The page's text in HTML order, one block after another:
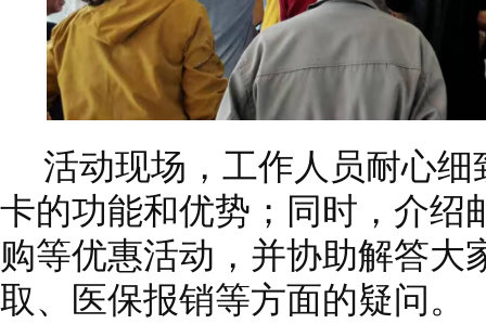
活动现场，工作人员耐心
卡的功能和优势；同时，介绍
购等优惠活动，并协助解答大
取、医保报销等方面的疑问。